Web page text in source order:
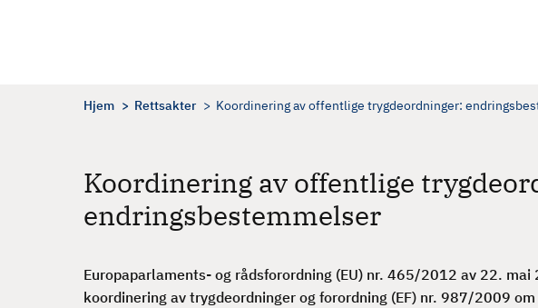
Hjem Rettsakter Koordinering av offentlige trygdeordninger:
Koordinering av offentlige
endringsbestemmelser
Europaparlaments- og rådsforordning (EU) nr. 465/2012 av 22.
koordinering av trygdeordninger og forordning (EF) nr. 987/2009